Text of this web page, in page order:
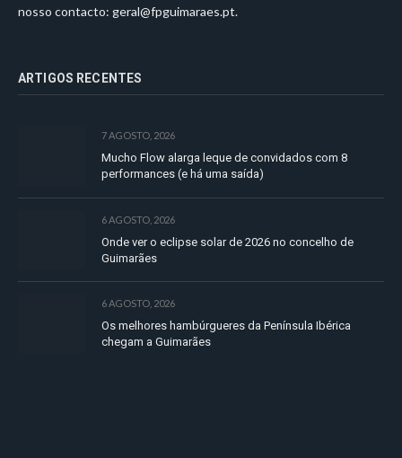
nosso contacto: geral@fpguimaraes.pt.
ARTIGOS RECENTES
7 AGOSTO, 2026
Mucho Flow alarga leque de convidados com 8
performances (e há uma saída)
6 AGOSTO, 2026
Onde ver o eclipse solar de 2026 no concelho de
Guimarães
6 AGOSTO, 2026
Os melhores hambúrgueres da Península Ibérica
chegam a Guimarães